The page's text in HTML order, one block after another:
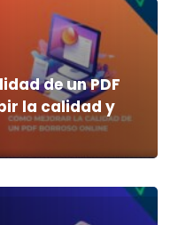
de un PDF
la calidad y